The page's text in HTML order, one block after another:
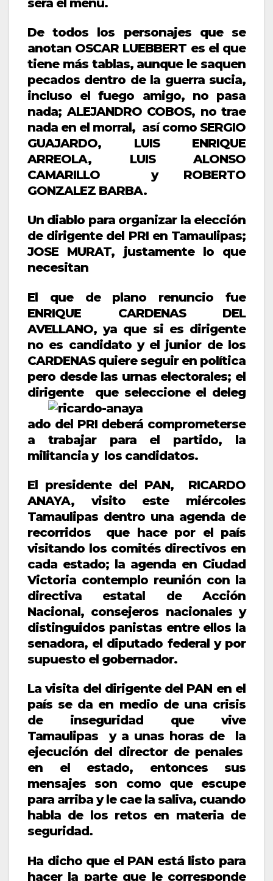
De todos los personajes que se
anotan OSCAR LUEBBERT es el que
tiene más tablas, aunque le saquen
pecados dentro de la guerra sucia,
incluso el fuego amigo, no pasa
nada; ALEJANDRO COBOS, no trae
nada en el morral, así como SERGIO
GUAJARDO, LUIS ENRIQUE
ARREOLA, LUIS ALONSO
CAMARILLO y ROBERTO
GONZALEZ BARBA.
Un diablo para organizar la elección
de dirigente del PRI en Tamaulipas;
JOSE MURAT, justamente lo que
necesitan
El que de plano renuncio fue
ENRIQUE CARDENAS DEL
AVELLANO, ya que si es dirigente
no es candidato y el junior de los
CARDENAS quiere seguir en política
pero desde las urnas electorales; el
dirigente que seleccione el deleg
ado del PRI deberá comprometerse
a trabajar para el partido, la
militancia y los candidatos.
El presidente del PAN, RICARDO
ANAYA, visito este miércoles
Tamaulipas dentro una agenda de
recorridos que hace por el país
visitando los comités directivos en
cada estado; la agenda en Ciudad
Victoria contemplo reunión con la
directiva estatal de Acción
Nacional, consejeros nacionales y
distinguidos panistas entre ellos la
senadora, el diputado federal y por
supuesto el gobernador.
La visita del dirigente del PAN en el
país se da en medio de una crisis
de inseguridad que vive
Tamaulipas y a unas horas de la
ejecución del director de penales
en el estado, entonces sus
mensajes son como que escupe
para arriba y le cae la saliva, cuando
habla de los retos en materia de
seguridad.
Ha dicho que el PAN está listo para
hacer la parte que le corresponde